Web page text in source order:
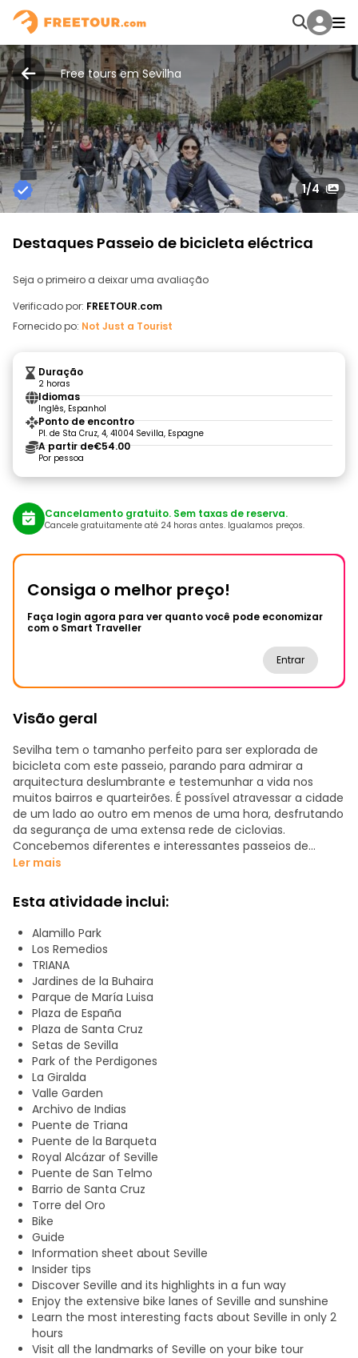
Free tours em Sevilha
1/4
Destaques Passeio de bicicleta eléctrica
Seja o primeiro a deixar uma avaliação
Verificado por: FREETOUR.com
Fornecido po: Not Just a Tourist
Duração
2 horas
Idiomas
Inglês, Espanhol
Ponto de encontro
Pl. de Sta Cruz, 4, 41004 Sevilla, Espagne
A partir de€54.00
Por pessoa
Cancelamento gratuito. Sem taxas de reserva.
Cancele gratuitamente até 24 horas antes. Igualamos preços.
Consiga o melhor preço!
Faça login agora para ver quanto você pode economizar
com o Smart Traveller
Entrar
Visão geral
Sevilha tem o tamanho perfeito para ser explorada de
bicicleta com este passeio, parando para admirar a
arquitectura deslumbrante e testemunhar a vida nos
muitos bairros e quarteirões. É possível atravessar a cidade
de um lado ao outro em menos de uma hora, desfrutando
da segurança de uma extensa rede de ciclovias.
Concebemos diferentes e interessantes passeios de
bicicleta eléctrica que lhe permitem descobrir quase tudo
Escolhe entre os seguintes percursos:
* Sevilha e as suas pontes: Ponte de Alamillo, Ilha de
Cartuja, Ponte de la Barqueta, Ponte de El Cachorro, Ponte
de Triana, Ponte de San Telmo, Ponte de los Remedios,
Ponte de las Delicias e Doca.
* Rota de destaque: Praça de Touros, Torre de Ouro,
Arquivo das Índias, Catedral e Giralda, Bairro de Santa Cruz
e Praça de Espanha, Ponte de Triana, MatersolParasol ou
las Setas, Catedral e Alcázar (desde o exterior)
* Sevilha e os seus parques: Parque Alamillo, Jardins
Americanos, Parque los Perdigones, Jardins do Vale, Jardins
da Buhaira, Prado de San Sebastián e Parque María Luisa.
Ler mais
Esta atividade inclui:
Alamillo Park
Los Remedios
TRIANA
Jardines de la Buhaira
Parque de María Luisa
Plaza de España
Plaza de Santa Cruz
Setas de Sevilla
Park of the Perdigones
La Giralda
Valle Garden
Archivo de Indias
Puente de Triana
Puente de la Barqueta
Royal Alcázar of Seville
Puente de San Telmo
Barrio de Santa Cruz
Torre del Oro
Bike
Guide
Information sheet about Seville
Insider tips
Discover Seville and its highlights in a fun way
Enjoy the extensive bike lanes of Seville and sunshine
Learn the most interesting facts about Seville in only 2
hours
Visit all the landmarks of Seville on your bike tour